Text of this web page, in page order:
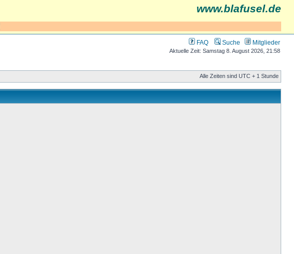
www.blafusel.de
FAQ Suche Mitglieder
Aktuelle Zeit: Samstag 8. August 2026, 21:58
Alle Zeiten sind UTC + 1 Stunde